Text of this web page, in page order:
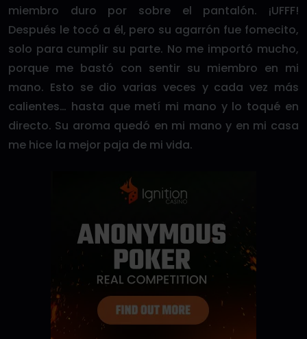
miembro duro por sobre el pantalón. ¡UFFF!
Después le tocó a él, pero su agarrón fue fomecito,
solo para cumplir su parte. No me importó mucho,
porque me bastó con sentir su miembro en mi
mano. Esto se dio varias veces y cada vez más
calientes… hasta que metí mi mano y lo toqué en
directo. Su aroma quedó en mi mano y en mi casa
me hice la mejor paja de mi vida.